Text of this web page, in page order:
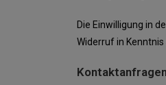
Die Einwilligung in
Widerruf in